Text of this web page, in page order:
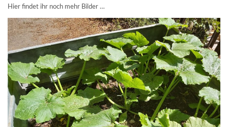
Hier findet ihr noch mehr Bilder …